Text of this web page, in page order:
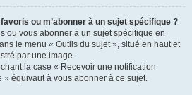
ou m’abonner à un sujet spécifique ?
ou vous abonner à un sujet spécifique en
le menu « Outils du sujet », situé en haut et
par une image.
la case « Recevoir une notification
» équivaut à vous abonner à ce sujet.